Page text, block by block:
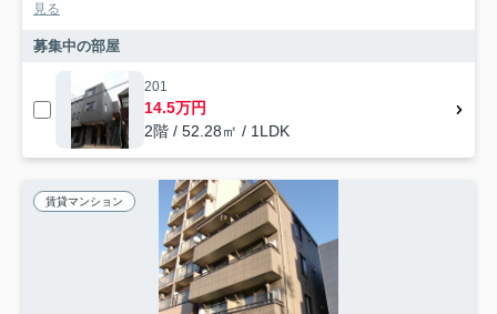
見る
募集中の部屋
201
14.5万円
2階 / 52.28㎡ / 1LDK
賃貸マンション